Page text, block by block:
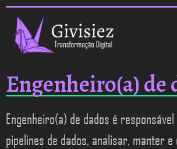
Engenheiro(a) de
Engenheiro(a) de dados é
pipelines de dados, analisar, manter